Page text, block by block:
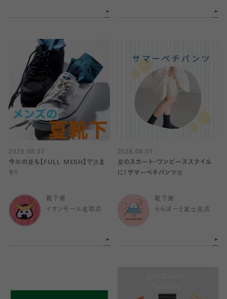
2026.08.07
今年の夏も【FULL MESH】で決ま
り️‼️
靴下屋
イオンモール名取店
2026.08.07
夏のスカート・ワンピーススタイル
に！サマーペチパンツ👗
靴下屋
ららぽーと富士見店